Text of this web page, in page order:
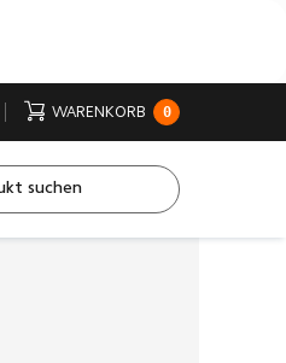
WARENKORB 0